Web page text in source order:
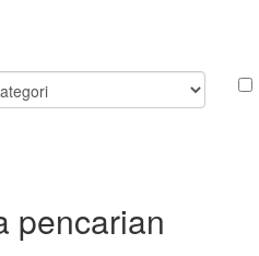
pencarian